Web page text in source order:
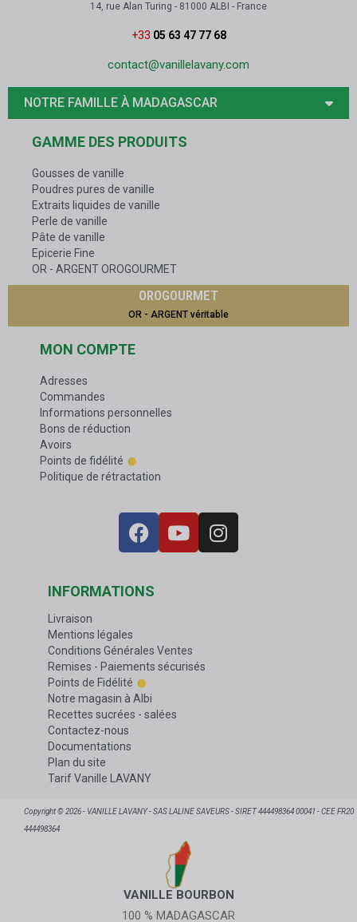
14, rue Alan Turing - 81000 ALBI - France
+33 05 63 47 77 68
contact@vanillelavany.com
NOTRE FAMILLE À MADAGASCAR
GAMME DES PRODUITS
Gousses de vanille
Poudres pures de vanille
Extraits liquides de vanille
Perle de vanille
Pâte de vanille
Epicerie Fine
OR - ARGENT OROGOURMET
OROGOURMET
OR - ARGENT véritable
MON COMPTE
Adresses
Commandes
Informations personnelles
Bons de réduction
Avoirs
Points de fidélité
Politique de rétractation
INFORMATIONS
Livraison
Mentions légales
Conditions Générales Ventes
Remises - Paiements sécurisés
Points de Fidélité
Notre magasin à Albi
Recettes sucrées - salées
Contactez-nous
Documentations
Plan du site
Tarif Vanille LAVANY
Copyright © 2026 - VANILLE LAVANY - SAS LALINE SAVEURS - SIRET 444498364 00041 - CEE FR20
444498364
VANILLE BOURBON
100 % MADAGASCAR